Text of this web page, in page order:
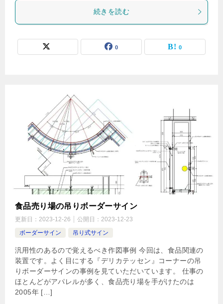
続きを読む
0 0
食品売り場の吊りボーダーサイン
更新日： 2023-12-26 公開日： 2023-12-23
ボーダーサイン
吊り式サイン
汎用性のあるので覚えるべき作図事例 今回は、食品関連の
装置です。よく目にする『デリカテッセン』コーナーの吊
りボーダーサインの事例を見ていただいています。 仕事の
ほとんどがアパレルが多く、食品売り場を手がけたのは
2005年 […]